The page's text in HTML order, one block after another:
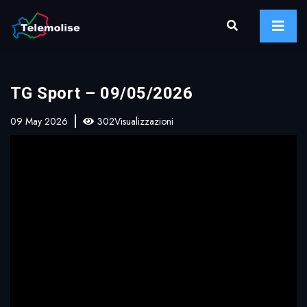
TG Sport – 09/05/2026
09 May 2026 302Visualizzazioni